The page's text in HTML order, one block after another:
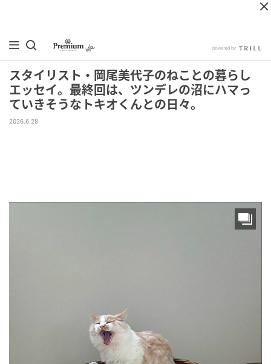
スタイリスト・岡尾美代子のねことの暮らし
エッセイ。最終回は、ツンデレの沼にハマっ
ていきそうなトキオくんとの日々。
2026.6.28